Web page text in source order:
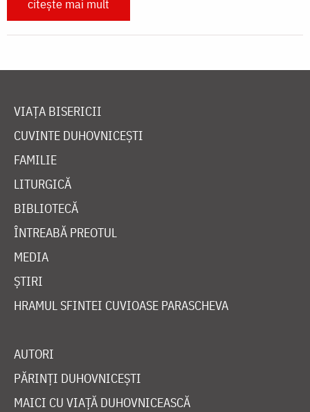
citește mai mult
VIAȚA BISERICII
CUVINTE DUHOVNICEȘTI
FAMILIE
LITURGICĂ
BIBLIOTECĂ
ÎNTREABĂ PREOTUL
MEDIA
ȘTIRI
HRAMUL SFINTEI CUVIOASE PARASCHEVA
AUTORI
PĂRINȚI DUHOVNICEȘTI
MAICI CU VIAȚĂ DUHOVNICEASCĂ